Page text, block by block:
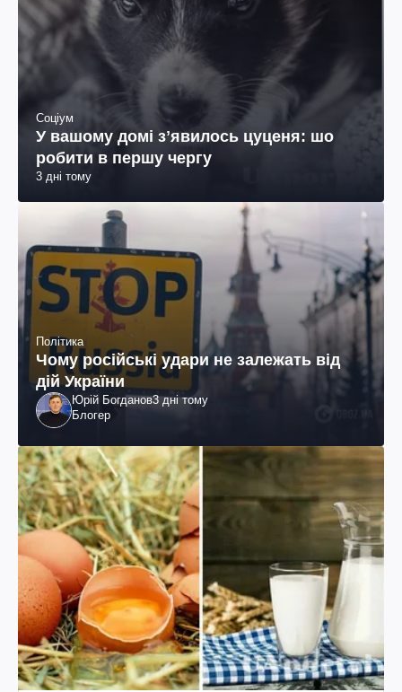
Соціум
У вашому домі зʼявилось цуценя: шо
робити в першу чергу
3 дні тому
Політика
Чому російські удари не залежать від
дій України
Юрій Богданов3 дні тому
Блогер